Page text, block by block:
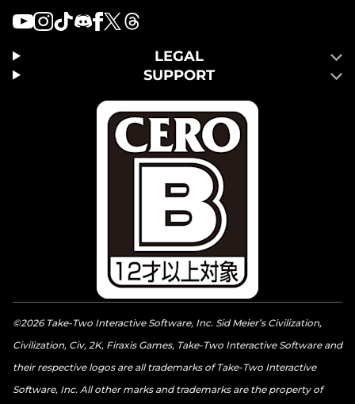
LEGAL
SUPPORT
©2026 Take-Two Interactive Software, Inc. Sid Meier’s Civilization,
Civilization, Civ, 2K, Firaxis Games, Take-Two Interactive Software and
their respective logos are all trademarks of Take-Two Interactive
Software, Inc. All other marks and trademarks are the property of